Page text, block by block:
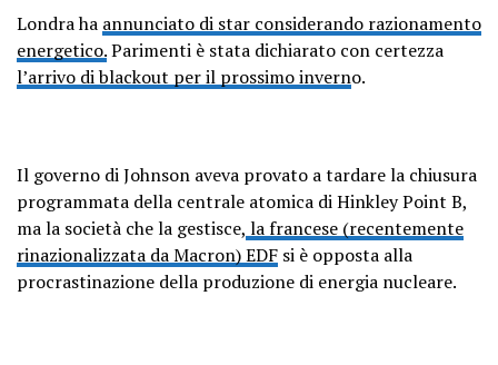
Londra ha annunciato di star considerando razionamento
energetico.Parimenti è stata dichiarato con certezza
l’arrivo di blackout per il prossimo inverno.
Il governo di Johnson aveva provato a tardare la chiusura
programmata della centrale atomica di Hinkley Point B,
ma la società che la gestisce, la francese (recentemente
rinazionalizzata da Macron) EDF si è opposta alla
procrastinazione della produzione di energia nucleare.